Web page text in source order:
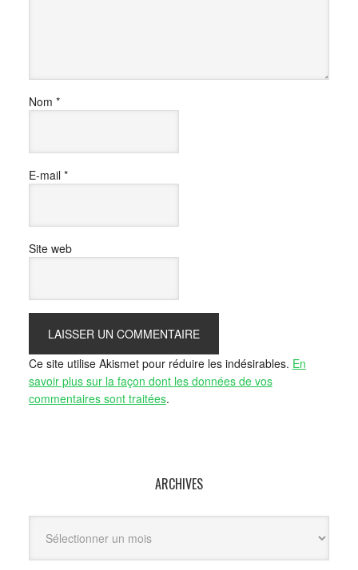
Nom *
E-mail *
Site web
Ce site utilise Akismet pour réduire les indésirables. En
savoir plus sur la façon dont les données de vos
commentaires sont traitées.
ARCHIVES